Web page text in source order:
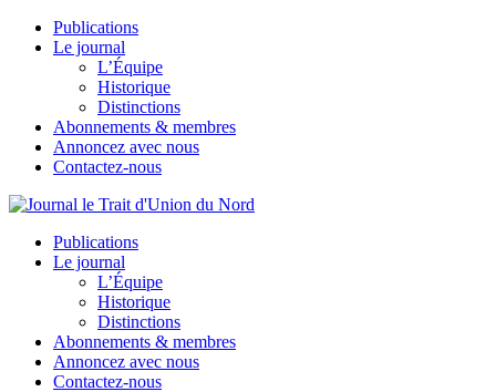
Publications
Le journal
L’Équipe
Historique
Distinctions
Abonnements & membres
Annoncez avec nous
Contactez-nous
Publications
Le journal
L’Équipe
Historique
Distinctions
Abonnements & membres
Annoncez avec nous
Contactez-nous